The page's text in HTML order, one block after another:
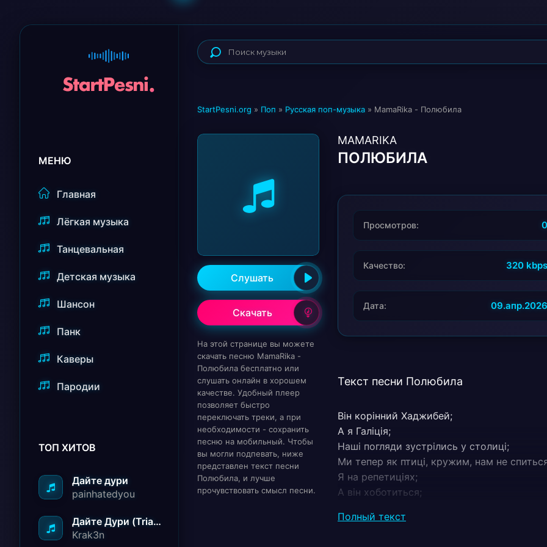
МЕНЮ
Главная
Лёгкая музыка
Танцевальная
Детская музыка
Шансон
Панк
Каверы
Пародии
ТОП ХИТОВ
Дайте дури
painhatedyou
Дайте Дури (Triad Remix)
Krak3n
StartPesni.org » Поп » Русская поп-музыка » MamaRika - Полюбила
Слушать
Скачать
На этой странице вы можете
скачать песню MamaRika -
Полюбила бесплатно или
слушать онлайн в хорошем
качестве. Удобный плеер
позволяет быстро
переключать треки, а при
необходимости - сохранить
песню на мобильный. Чтобы
вы могли подпевать, ниже
представлен текст песни
Полюбила, и лучше
прочувствовать смысл песни.
MAMARIKA
ПОЛЮБИЛА
Просмотров: 0
Качество: 320 kbps
Дата: 09.апр.2026
Текст песни Полюбила
Він корінний Хаджибей;
А я Галіція;
Наші погляди зустрілись у столиці;
Ми тепер як птиці, кружим, нам не
Я на репетиціях;
А він хоботиться;
Закриваєм штори;
Полный текст